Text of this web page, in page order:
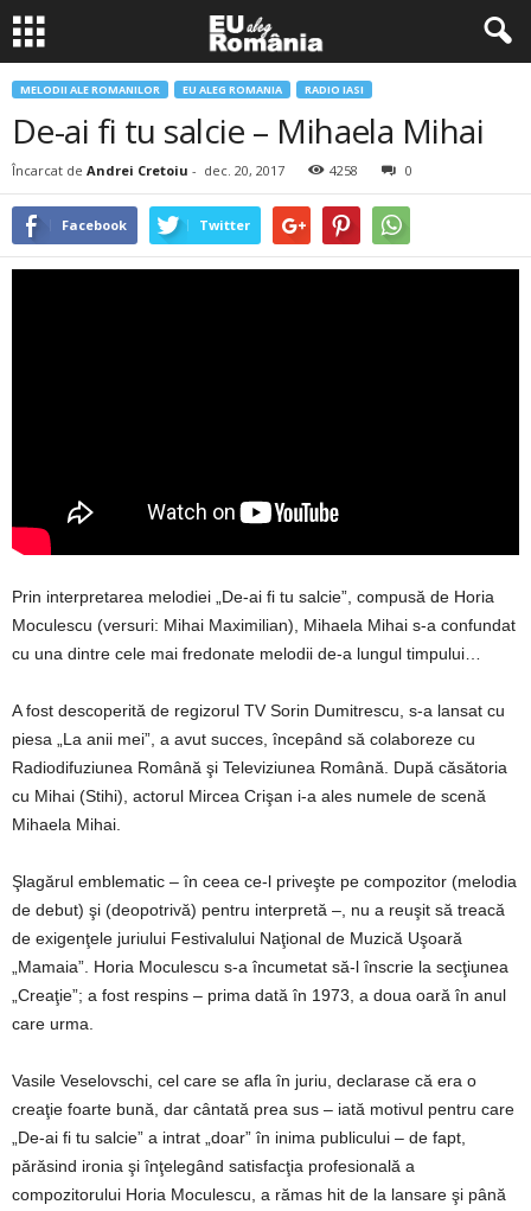
MELODII ALE ROMANILOR EU ALEG ROMANIA RADIO IASI
De-ai fi tu salcie – Mihaela Mihai
Încarcat de Andrei Cretoiu - dec. 20, 2017 4258 0
Facebook Twitter
Prin interpretarea melodiei „De-ai fi tu salcie”, compusă de Horia
Moculescu (versuri: Mihai Maximilian), Mihaela Mihai s-a confundat
cu una dintre cele mai fredonate melodii de-a lungul timpului…
A fost descoperită de regizorul TV Sorin Dumitrescu, s-a lansat cu
piesa „La anii mei”, a avut succes, începând să colaboreze cu
Radiodifuziunea Română şi Televiziunea Română. După căsătoria
cu Mihai (Stihi), actorul Mircea Crişan i-a ales numele de scenă
Mihaela Mihai.
Şlagărul emblematic – în ceea ce-l priveşte pe compozitor (melodia
de debut) şi (deopotrivă) pentru interpretă –, nu a reuşit să treacă
de exigenţele juriului Festivalului Naţional de Muzică Uşoară
„Mamaia”. Horia Moculescu s-a încumetat să-l înscrie la secţiunea
„Creaţie”; a fost respins – prima dată în 1973, a doua oară în anul
care urma.
Vasile Veselovschi, cel care se afla în juriu, declarase că era o
creaţie foarte bună, dar cântată prea sus – iată motivul pentru care
„De-ai fi tu salcie” a intrat „doar” în inima publicului – de fapt,
părăsind ironia şi înţelegând satisfacţia profesională a
compozitorului Horia Moculescu, a rămas hit de la lansare şi până